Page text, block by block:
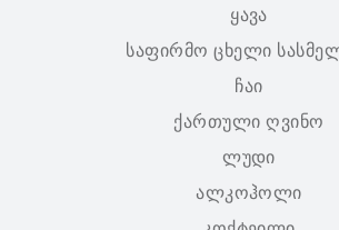
ყავა
საფირმო ცხელი
ჩაი
ქართული ღვინო
ლუდი
ალკოჰოლი